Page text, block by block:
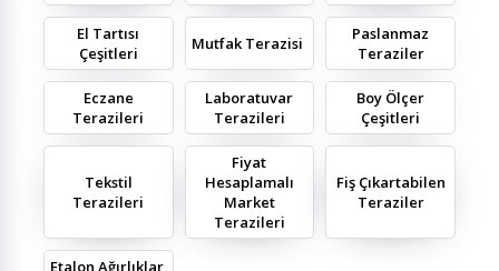
El Tartısı
Çeşitleri
Mutfak Terazisi
Paslanmaz
Teraziler
Eczane
Terazileri
Laboratuvar
Terazileri
Boy Ölçer
Çeşitleri
Tekstil
Terazileri
Fiyat
Hesaplamalı
Market
Terazileri
Fiş Çıkartabilen
Teraziler
Etalon Ağırlıklar